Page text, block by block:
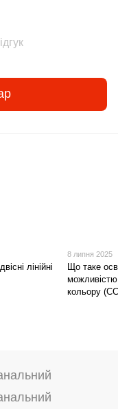
лінійні
8 липня 2025
Що таке
кольору